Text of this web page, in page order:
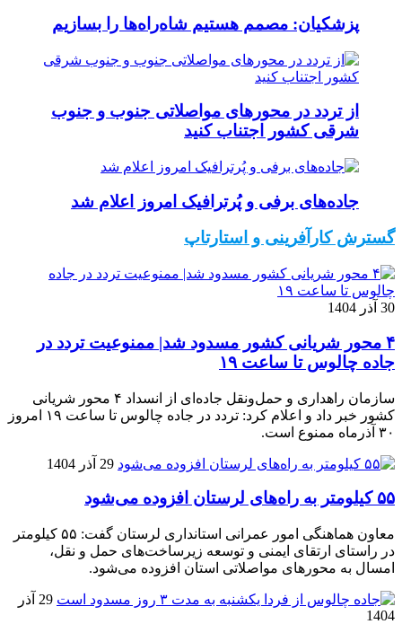
پزشکیان: مصمم هستیم شاه‌راه‌ها را بسازیم
از تردد در محورهای مواصلاتی جنوب و جنوب
شرقی کشور اجتناب کنید
جاده‌های برفی و پُرترافیک امروز اعلام شد
گسترش کارآفرینی و استارتاپ
30 آذر 1404
۴ محور شریانی کشور مسدود شد| ممنوعیت تردد در
جاده چالوس تا ساعت ۱۹
سازمان راهداری و حمل‌ونقل جاده‌ای از انسداد ۴ محور شریانی
کشور خبر داد و اعلام کرد: تردد در جاده چالوس تا ساعت ۱۹ امروز
۳۰ آذرماه ممنوع است.
29 آذر 1404
۵۵ کیلومتر به راه‌های لرستان افزوده می‌شود
معاون هماهنگی امور عمرانی استانداری لرستان گفت: ۵۵ کیلومتر
در راستای ارتقای ایمنی و توسعه زیرساخت‌های حمل و نقل،
امسال به محورهای مواصلاتی استان افزوده می‌شود.
29 آذر
1404